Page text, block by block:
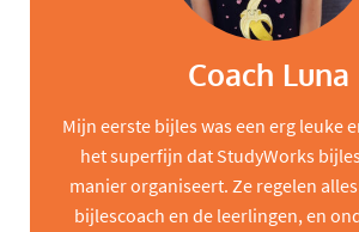
Coach Luna
Mijn eerste bijles was een erg leuke
het superfijn dat StudyWorks
manier organiseert. Ze regelen
bijlescoach en de leerlingen, en